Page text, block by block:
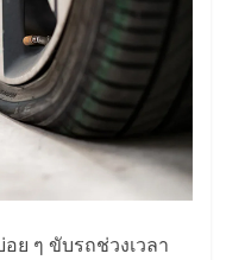
ย ๆ ขับรถช่วงเวลา